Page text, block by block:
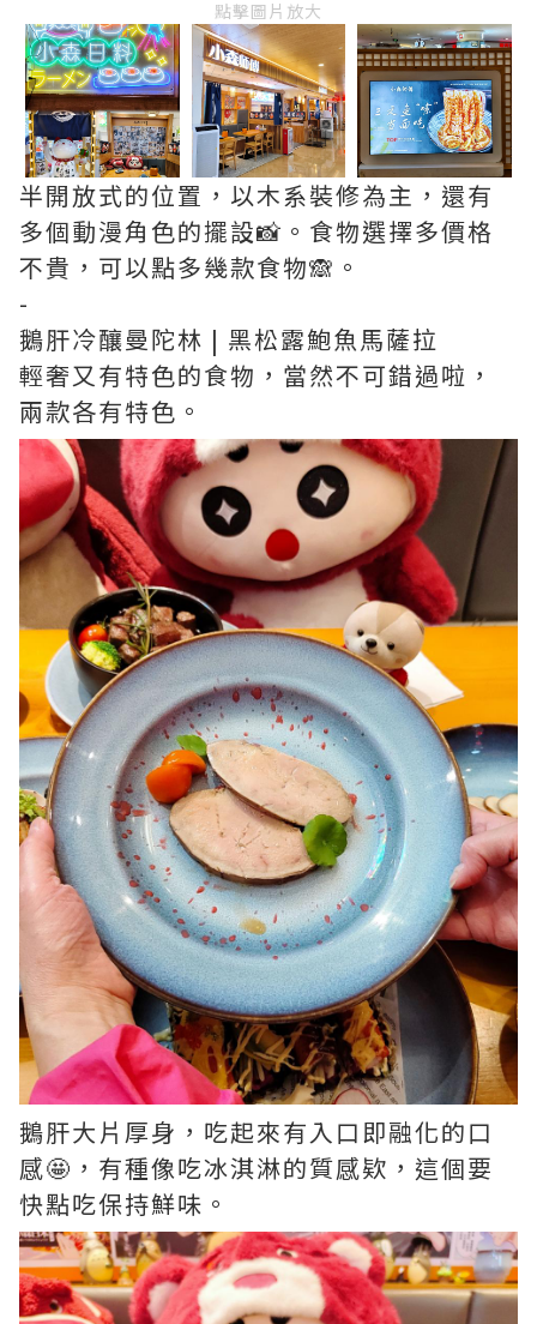
點擊圖片放大
半開放式的位置，以木系裝修為主，還有
多個動漫角色的擺設📸。食物選擇多價格
不貴，可以點多幾款食物🙈。
-
鵝肝冷釀曼陀林 | 黑松露鮑魚馬薩拉
輕奢又有特色的食物，當然不可錯過啦，
兩款各有特色。
鵝肝大片厚身，吃起來有入口即融化的口
感🤩，有種像吃冰淇淋的質感欵，這個要
快點吃保持鮮味。